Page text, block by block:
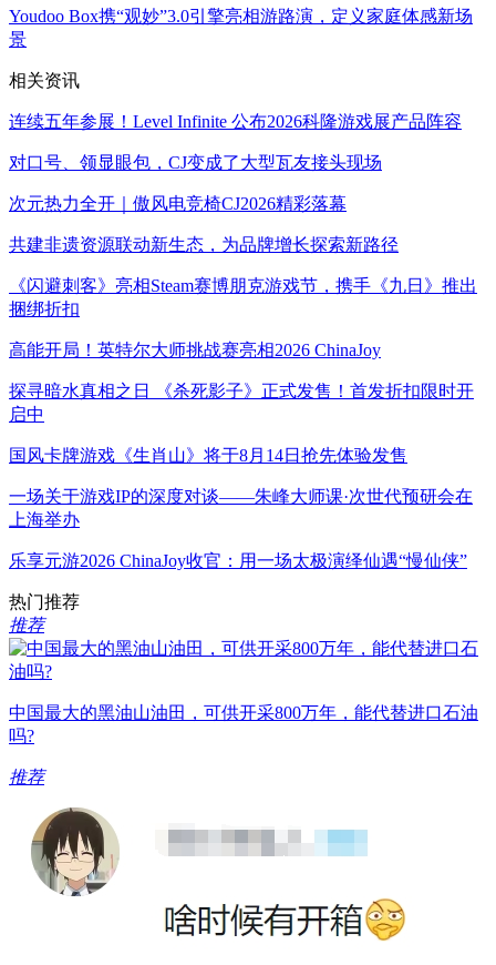
Youdoo Box携“观妙”3.0引擎亮相游路演，定义家庭体感新场
景
相关资讯
连续五年参展！Level Infinite 公布2026科隆游戏展产品阵容
对口号、领显眼包，CJ变成了大型瓦友接头现场
次元热力全开｜傲风电竞椅CJ2026精彩落幕
共建非遗资源联动新生态，为品牌增长探索新路径
《闪避刺客》亮相Steam赛博朋克游戏节，携手《九日》推出
捆绑折扣
高能开局！英特尔大师挑战赛亮相2026 ChinaJoy
探寻暗水真相之日 《杀死影子》正式发售！首发折扣限时开
启中
国风卡牌游戏《生肖山》将于8月14日抢先体验发售
一场关于游戏IP的深度对谈——朱峰大师课·次世代预研会在
上海举办
乐享元游2026 ChinaJoy收官：用一场太极演绎仙遇“慢仙侠”
热门推荐
推荐
中国最大的黑油山油田，可供开采800万年，能代替进口石油
吗?
推荐